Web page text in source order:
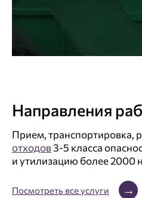
Направления
Прием, транспортировка,
отходов3-5 класса
и утилизацию более 2000
Посмотреть все услуги